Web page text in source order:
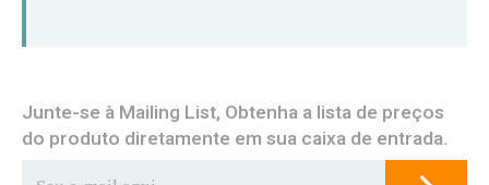
Junte-se à Mailing List, Obtenha a lista de preços
do produto diretamente em sua caixa de entrada.